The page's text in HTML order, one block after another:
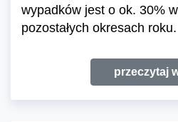
wypadków jest o ok. 30%
pozostałych okresach roku.
przeczytaj